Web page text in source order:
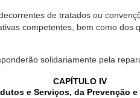
de tratados ou
competentes, bem como
solidariamente pela
CAPÍTULO IV
e Serviços, da Prevenção